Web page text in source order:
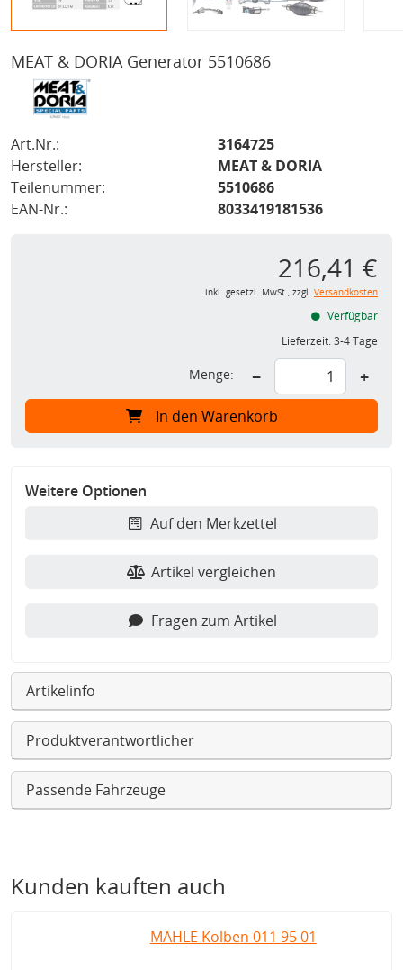
MEAT & DORIA Generator 5510686
Art.Nr.:
3164725
Hersteller:
MEAT & DORIA
Teilenummer:
5510686
EAN-Nr.:
8033419181536
216,41 €
inkl. gesetzl. MwSt., zzgl. Versandkosten
Verfügbar
Lieferzeit:3-4 Tage
Menge: − +
In den Warenkorb
Weitere Optionen
Auf den Merkzettel
Artikel vergleichen
Fragen zum Artikel
Artikelinfo
Produktverantwortlicher
Passende Fahrzeuge
Kunden kauften auch
MAHLE Kolben 011 95 01